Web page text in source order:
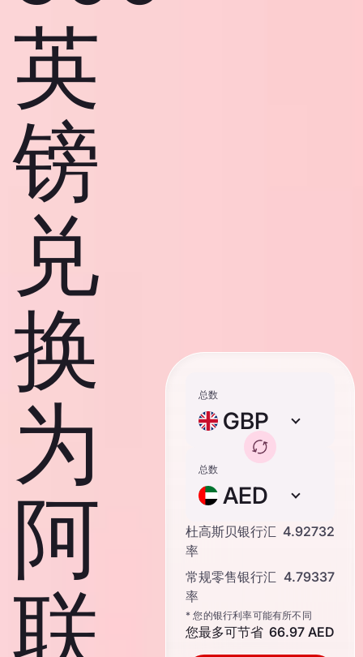
英
镑
兑
换
为
阿
联
总数
GBP
总数
AED
杜高斯贝银行汇
率
4.92732
常规零售银行汇
率
4.79337
* 您的银行利率可能有所不同
您最多可节省 66.97 AED